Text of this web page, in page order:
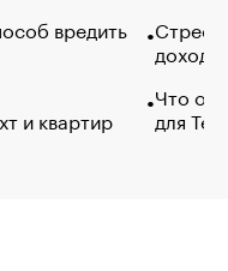
вредить
и квартир
Что
для